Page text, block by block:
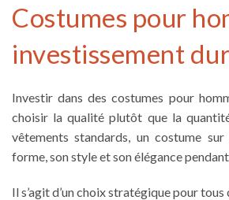
Costumes pour
investissement
Investir dans descostumes pour
choisir la qualité plutôt que la
vêtements standards, uncostume sur
forme, son style et son élégance
Il s’agit d’un choix stratégique pour